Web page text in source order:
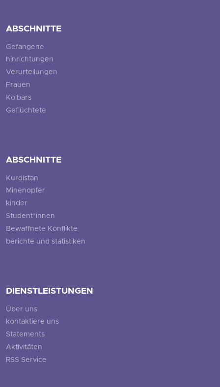
ABSCHNITTE
Gefangene
hinrichtungen
Verurteilungen
Frauen
Kolbars
Geflüchtete
ABSCHNITTE
Kurdistan
Minenopfer
kinder
Student*innen
Bewaffnete Konflikte
berichte und statistiken
DIENSTLEISTUNGEN
Über uns
kontaktiere uns
Statements
Aktivitäten
RSS Service